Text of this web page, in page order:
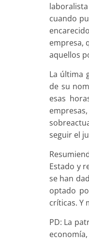
cuando
empresa,
aquellos
La última
de su
esas
seguir el
Estado y
se han
optado
críticas. Y
PD: La